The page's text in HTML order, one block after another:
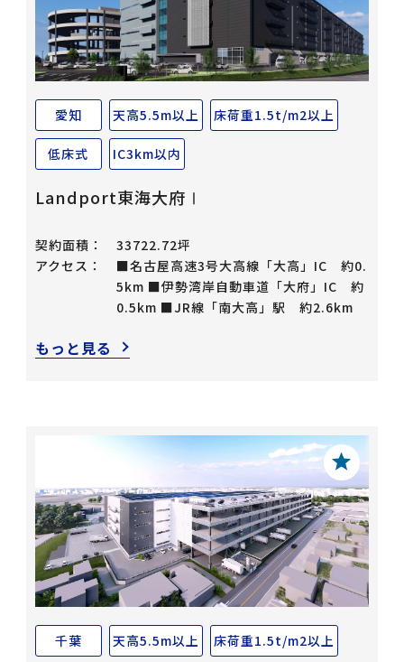
愛知 天高5.5m以上 床荷重1.5t/m2以上
低床式 IC3km以内
Landport東海大府Ⅰ
契約面積：
33722.72坪
アクセス：
■名古屋高速3号大高線「大高」IC 約0.
5km ■伊勢湾岸自動車道「大府」IC 約
0.5km ■JR線「南大高」駅 約2.6km
もっと見る
千葉 天高5.5m以上 床荷重1.5t/m2以上